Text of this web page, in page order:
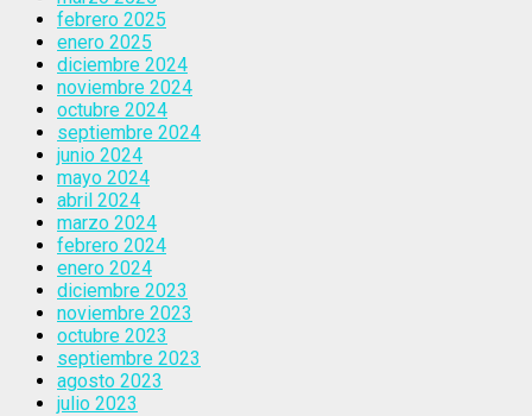
febrero 2025
enero 2025
diciembre 2024
noviembre 2024
octubre 2024
septiembre 2024
junio 2024
mayo 2024
abril 2024
marzo 2024
febrero 2024
enero 2024
diciembre 2023
noviembre 2023
octubre 2023
septiembre 2023
agosto 2023
julio 2023